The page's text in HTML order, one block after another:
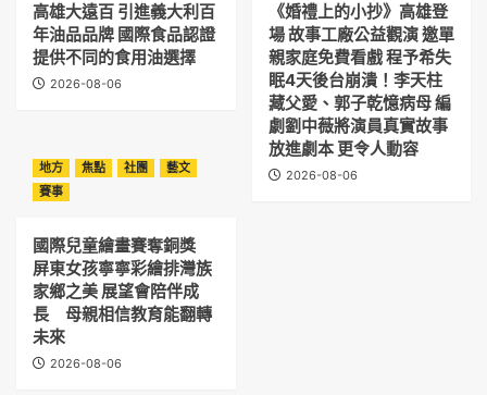
高雄大遠百 引進義大利百
年油品品牌 國際食品認證
提供不同的食用油選擇
2026-08-06
《婚禮上的小抄》高雄登
場 故事工廠公益觀演 邀單
親家庭免費看戲 程予希失
眠4天後台崩潰！李天柱
藏父愛、郭子乾憶病母 編
劇劉中薇將演員真實故事
放進劇本 更令人動容
2026-08-06
地方 焦點 社團
藝文
賽事
國際兒童繪畫賽奪銅獎
屏東女孩寧寧彩繪排灣族
家鄉之美 展望會陪伴成
長 母親相信教育能翻轉
未來
2026-08-06